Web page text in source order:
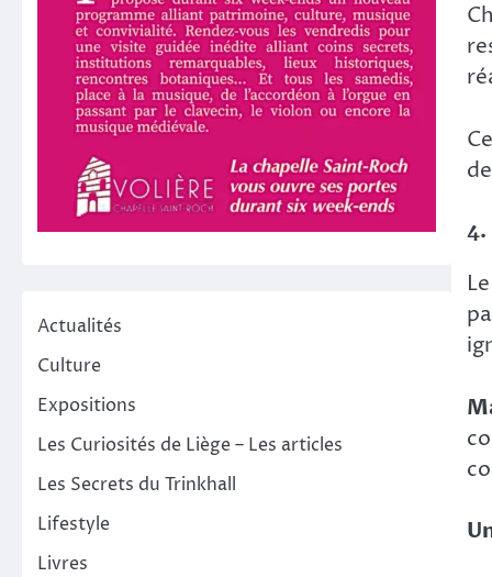
4.
Actualités
Culture
Expositions
Les Curiosités de Liège – Les articles
Les Secrets du Trinkhall
Lifestyle
Livres